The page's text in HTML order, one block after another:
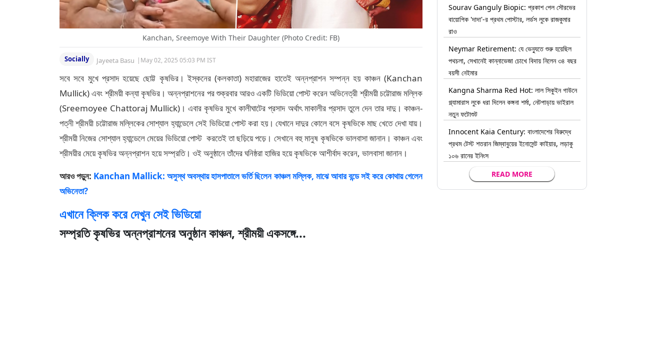
Kanchan, Sreemoye With Their Daughter (Photo Credit: FB)
Socially Jayeeta Basu | May 02, 2025 05:03 PM IST
সবে সবে মুখে প্রসাদ হয়েছে ছোট্ট কৃষভির। ইস্কনের (কলকাতা) মহারাজের হাতেই অন্নপ্রাশন সম্পন্ন হয় কাঞ্চন (Kanchan
Mullick) এবং শ্রীময়ী কন্যা কৃষভির। অন্নপ্রাশনের পর শুক্রবার আরও একটি ভিডিয়ো পোস্ট করেন অভিনেত্রী শ্রীময়ী চট্টোরাজ মল্লিক
(Sreemoyee Chattoraj Mullick)। এবার কৃষভির মুখে কালীঘাটের প্রসাদ অর্থাৎ মাকালীর প্রসাদ তুলে দেন তার দাদু। কাঞ্চন-
পত্নী শ্রীময়ী চট্টোরাজ মল্লিকের সোশ্যাল হ্যান্ডেলে সেই ভিডিয়ো পোস্ট করা হয়। যেখানে দাদুর কোলে বসে কৃষভিকে মাছ খেতে দেখা যায়।
শ্রীময়ী নিজের সোশ্যাল হ্যান্ডেলে মেয়ের ভিডিয়ো পোস্ট করতেই তা ছড়িয়ে পড়ে। সেখানে বহু মানুষ কৃষভিকে ভালবাসা জানান। কাঞ্চন এবং
শ্রীময়ীর মেয়ে কৃষভির অন্নপ্রাশন হয়ে সম্প্রতি। ওই অনুষ্ঠানে তাঁদের ঘনিষ্ঠরা হাজির হয়ে কৃষভিকে আশীর্বাদ করেন, ভালবাসা জানান।
আরও পড়ুন: Kanchan Mallick: অসুস্থ অবস্থায় হাসপাতালে ভর্তি ছিলেন কাঞ্চল মল্লিক, মাঝে আবার বন্ডে সই করে কোথায় গেলেন
অভিনেতা?
এখানে ক্লিক করে দেখুন সেই ভিডিয়ো
সম্প্রতি কৃষভির অন্নপ্রাশনের অনুষ্ঠান কাঞ্চন, শ্রীময়ী একসঙ্গে...
Sourav Ganguly Biopic: প্রকাশ পেল সৌরভের
বায়োপিক 'দাদা'-র প্রথম পোস্টার, লর্ডস লুকে রাজকুমার
রাও
Neymar Retirement: যে ভেন্যুতে শুরু হয়েছিল
পথচলা, সেখানেই কান্নাভেজা চোখে বিদায় নিলেন ৩৪ বছর
বয়সী নেইমার
Kangna Sharma Red Hot: লাল সিকুইন গাউনে
গ্ল্যামারাস লুকে ধরা দিলেন কঙ্গনা শর্মা, নেটপাড়ায় ভাইরাল
নতুন ফটোশুট
Innocent Kaia Century: বাংলাদেশের বিরুদ্ধে
প্রথম টেস্ট শতরান জিম্বাবুয়ের ইনোসেন্ট কাইয়ার, লড়াকু
১০৬ রানের ইনিংস
READ MORE